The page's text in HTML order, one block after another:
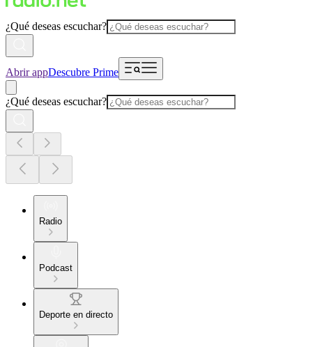
¿Qué deseas escuchar?
Abrir appDescubre Prime
¿Qué deseas escuchar?
Radio
Podcast
Deporte en directo